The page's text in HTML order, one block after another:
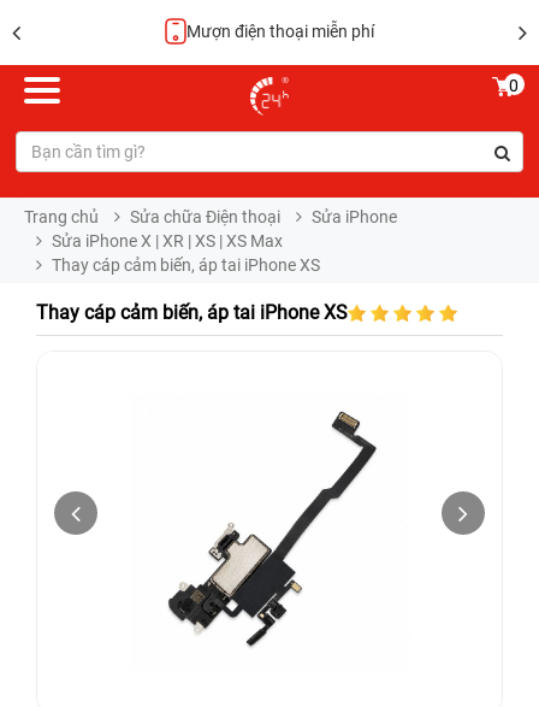
Mượn điện thoại miễn phí
0
Trang chủ Sửa chữa Điện thoại
Sửa iPhone
Sửa iPhone X | XR | XS | XS Max
Thay cáp cảm biến, áp tai iPhone XS
Thay cáp cảm biến, áp tai iPhone XS